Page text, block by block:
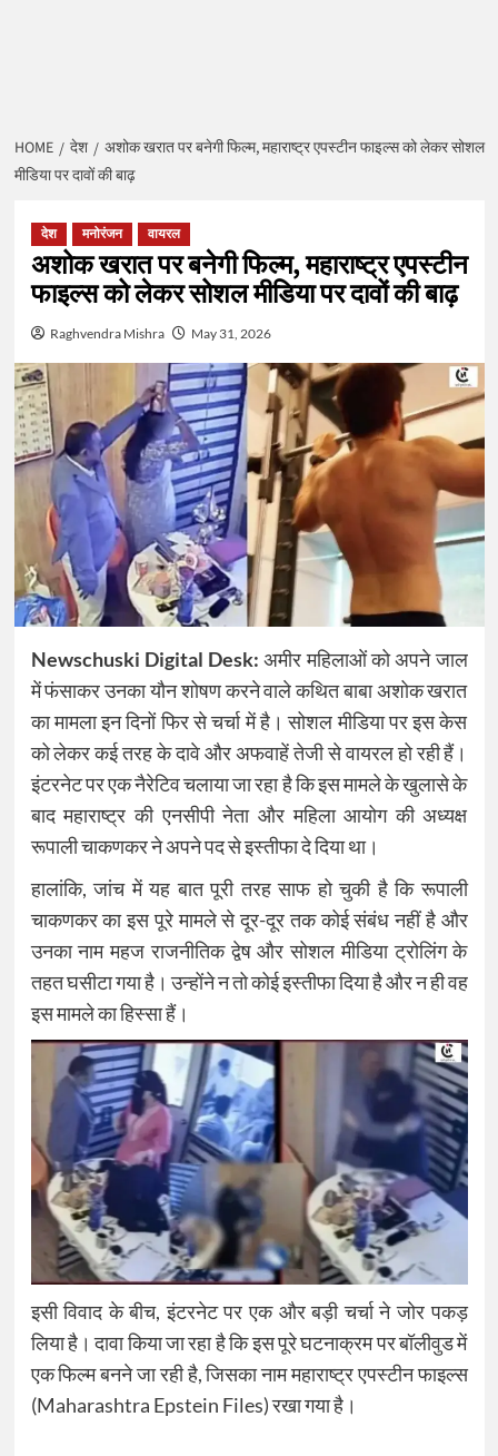
HOME देश
अशोक खरात पर बनेगी फिल्म, महाराष्ट्र एपस्टीन फाइल्स को लेकर सोशल
मीडिया पर दावों की बाढ़
देश मनोरंजन वायरल
अशोक खरात पर बनेगी फिल्म, महाराष्ट्र एपस्टीन
फाइल्स को लेकर सोशल मीडिया पर दावों की बाढ़
Raghvendra Mishra May 31, 2026
Newschuski Digital Desk: अमीर महिलाओं को अपने जाल
में फंसाकर उनका यौन शोषण करने वाले कथित बाबा अशोक खरात
का मामला इन दिनों फिर से चर्चा में है। सोशल मीडिया पर इस केस
को लेकर कई तरह के दावे और अफवाहें तेजी से वायरल हो रही हैं।
इंटरनेट पर एक नैरेटिव चलाया जा रहा है कि इस मामले के खुलासे के
बाद महाराष्ट्र की एनसीपी नेता और महिला आयोग की अध्यक्ष
रूपाली चाकणकर ने अपने पद से इस्तीफा दे दिया था।
हालांकि, जांच में यह बात पूरी तरह साफ हो चुकी है कि रूपाली
चाकणकर का इस पूरे मामले से दूर-दूर तक कोई संबंध नहीं है और
उनका नाम महज राजनीतिक द्वेष और सोशल मीडिया ट्रोलिंग के
तहत घसीटा गया है। उन्होंने न तो कोई इस्तीफा दिया है और न ही वह
इस मामले का हिस्सा हैं।
इसी विवाद के बीच, इंटरनेट पर एक और बड़ी चर्चा ने जोर पकड़
लिया है। दावा किया जा रहा है कि इस पूरे घटनाक्रम पर बॉलीवुड में
एक फिल्म बनने जा रही है, जिसका नाम महाराष्ट्र एपस्टीन फाइल्स
(Maharashtra Epstein Files) रखा गया है।